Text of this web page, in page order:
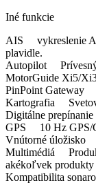
Iné funkcie
AIS vykreslenie
plavidle.
Autopilot Prívesný
MotorGuide Xi5/
PinPoint Gateway
Kartografia
Digitálne
GPS 10 Hz GPS/
Vnútorné úložisko
Multimédiá
akékoľvek
Kompatibilita